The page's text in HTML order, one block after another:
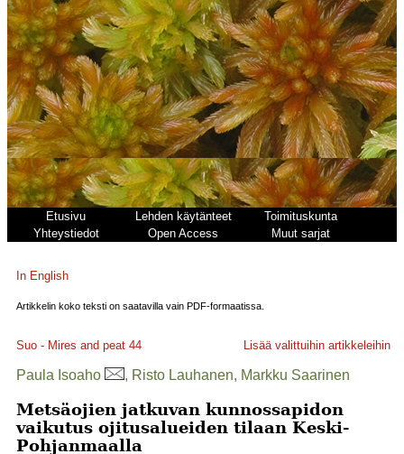
Etusivu Lehden käytänteet
Toimituskunta
Yhteystiedot
Open Access Muut sarjat
In English
Artikkelin koko teksti on saatavilla vain PDF-formaatissa.
Suo - Mires and peat 44 Lisää valittuihin artikkeleihin
Paula Isoaho , Risto Lauhanen, Markku Saarinen
Metsäojien jatkuvan kunnossapidon
vaikutus ojitusalueiden tilaan Keski-
Pohjanmaalla